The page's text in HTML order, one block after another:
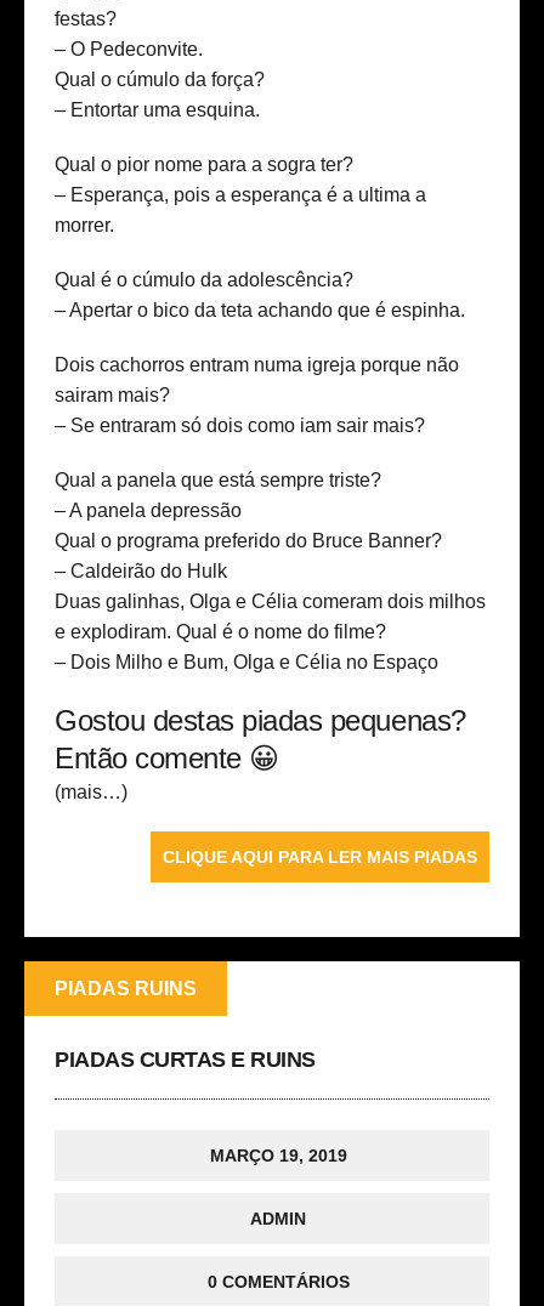
festas?
– O Pedeconvite.
Qual o cúmulo da força?
– Entortar uma esquina.
Qual o pior nome para a sogra ter?
– Esperança, pois a esperança é a ultima a
morrer.
Qual é o cúmulo da adolescência?
– Apertar o bico da teta achando que é espinha.
Dois cachorros entram numa igreja porque não
sairam mais?
– Se entraram só dois como iam sair mais?
Qual a panela que está sempre triste?
– A panela depressão
Qual o programa preferido do Bruce Banner?
– Caldeirão do Hulk
Duas galinhas, Olga e Célia comeram dois milhos
e explodiram. Qual é o nome do filme?
– Dois Milho e Bum, Olga e Célia no Espaço
Gostou destas piadas pequenas?
Então comente 😀
(mais…)
CLIQUE AQUI PARA LER MAIS PIADAS
PIADAS RUINS
PIADAS CURTAS E RUINS
MARÇO 19, 2019
ADMIN
0 COMENTÁRIOS